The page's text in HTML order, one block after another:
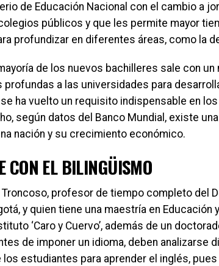
de Educación Nacional con el cambio a
públicos y que les permite mayor
profundizar en diferentes áreas, como la
de los nuevos bachilleres sale con
profundas a las universidades para
ha vuelto un requisito indispensable en
según datos del Banco Mundial, existe
nación y su crecimiento económico.
CON EL BILINGÜISMO
Troncoso, profesor de tiempo completo del
y quien tiene una maestría en
‘Caro y Cuervo’, además de un
de imponer un idioma, deben
estudiantes para aprender el inglés,